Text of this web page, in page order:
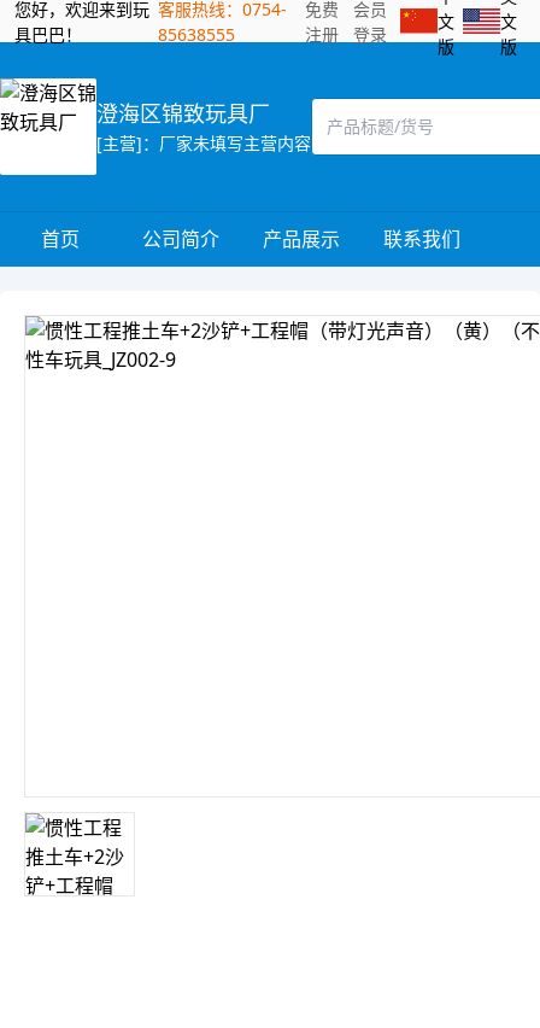
您好，欢迎来到玩
具巴巴！
客服热线：0754-
85638555
免费
注册
会员
登录
文
版
文
版
澄海区锦致玩具厂
[主营]：厂家未填写主营内容
首页 公司简介 产品展示 联系我们